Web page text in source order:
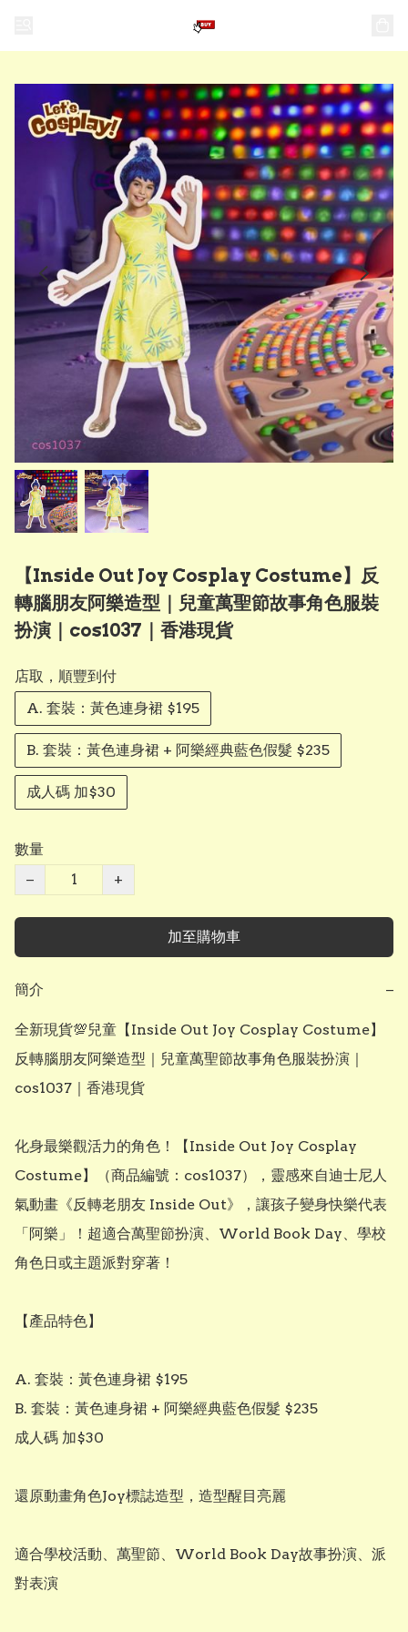
【Inside Out Joy Cosplay Costume】反
轉腦朋友阿樂造型｜兒童萬聖節故事角色服裝
扮演｜cos1037｜香港現貨
店取，順豐到付
A. 套裝：黃色連身裙 $195
B. 套裝：黃色連身裙 + 阿樂經典藍色假髮 $235
成人碼 加$30
數量
−
+
加至購物車
簡介 −
全新現貨💯兒童【Inside Out Joy Cosplay Costume】
反轉腦朋友阿樂造型｜兒童萬聖節故事角色服裝扮演｜
cos1037｜香港現貨
化身最樂觀活力的角色！【Inside Out Joy Cosplay
Costume】（商品編號：cos1037），靈感來自迪士尼人
氣動畫《反轉老朋友 Inside Out》，讓孩子變身快樂代表
「阿樂」！超適合萬聖節扮演、World Book Day、學校
角色日或主題派對穿著！
【產品特色】
A. 套裝：黃色連身裙 $195
B. 套裝：黃色連身裙 + 阿樂經典藍色假髮 $235
成人碼 加$30
還原動畫角色Joy標誌造型，造型醒目亮麗
適合學校活動、萬聖節、World Book Day故事扮演、派
對表演